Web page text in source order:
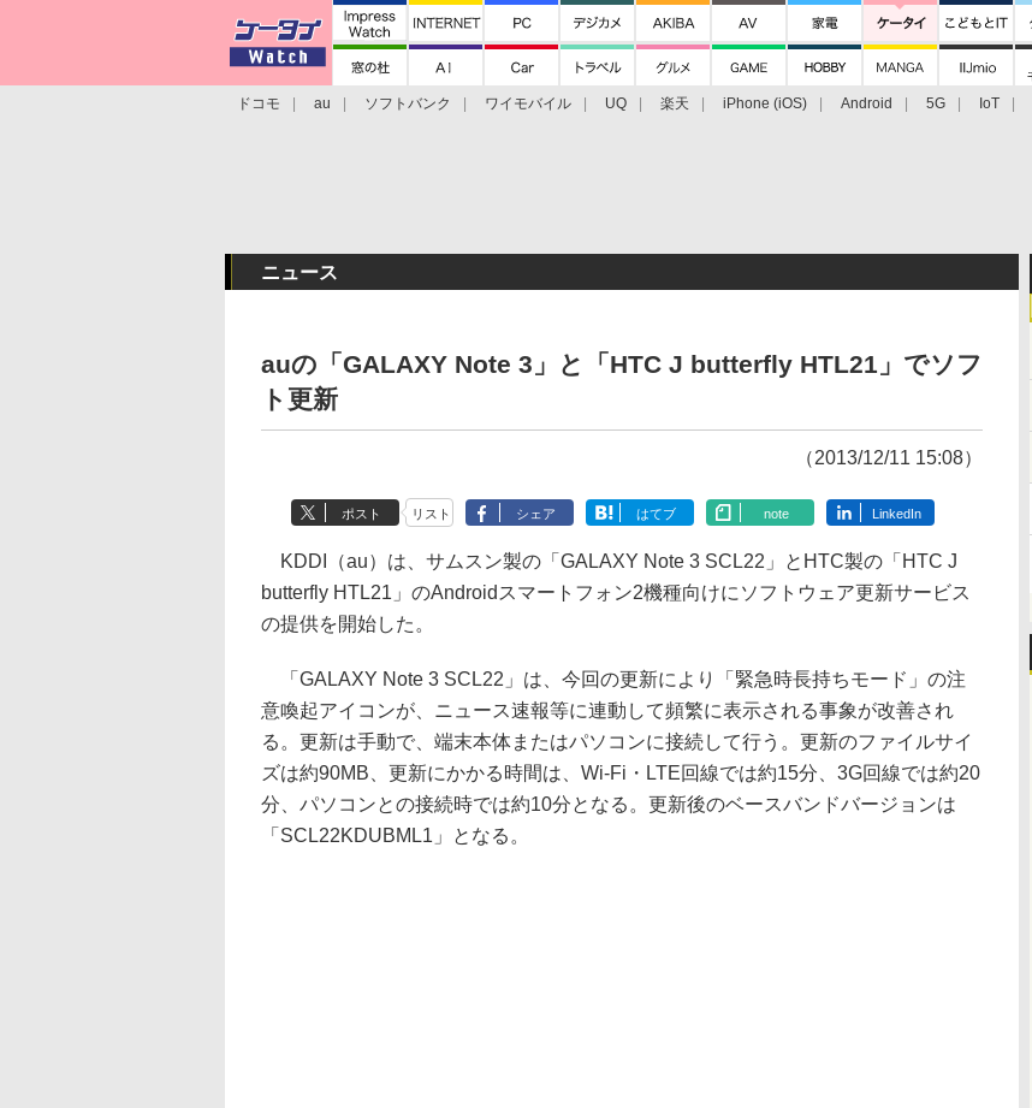
ドコモ au ソフトバンク ワイモバイル UQ 楽天 iPhone (iOS) Android 5G IoT
ニュース
auの「GALAXY Note 3」と「HTC J butterfly HTL21」でソフ
ト更新
（2013/12/11 15:08）
ポスト リスト シェア はてブ note LinkedIn
KDDI（au）は、サムスン製の「GALAXY Note 3 SCL22」とHTC製の「HTC J
butterfly HTL21」のAndroidスマートフォン2機種向けにソフトウェア更新サービス
の提供を開始した。
「GALAXY Note 3 SCL22」は、今回の更新により「緊急時長持ちモード」の注
意喚起アイコンが、ニュース速報等に連動して頻繁に表示される事象が改善され
る。更新は手動で、端末本体またはパソコンに接続して行う。更新のファイルサイ
ズは約90MB、更新にかかる時間は、Wi-Fi・LTE回線では約15分、3G回線では約20
分、パソコンとの接続時では約10分となる。更新後のベースバンドバージョンは
「SCL22KDUBML1」となる。